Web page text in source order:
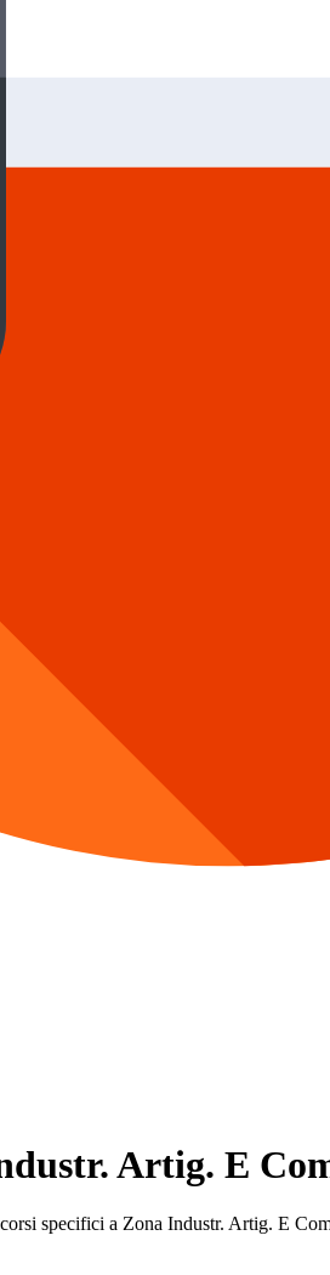
Artig. E
specifici a Zona Industr. Artig. E